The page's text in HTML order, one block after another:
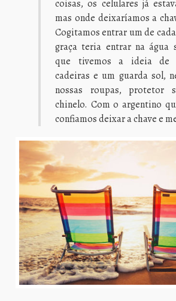
coisas, os celulares já
mas onde deixaríamos a
Cogitamos entrar um de
graça teria entrar na água
que tivemos a ideia de
cadeiras e um guarda sol,
nossas roupas, protetor
chinelo. Com o argentino
confiamos deixar a chave e